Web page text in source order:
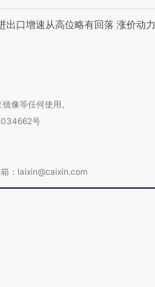
出口增速从高位略有回落 涨价动力
像等任何使用。
号
：laixin@caixin.com